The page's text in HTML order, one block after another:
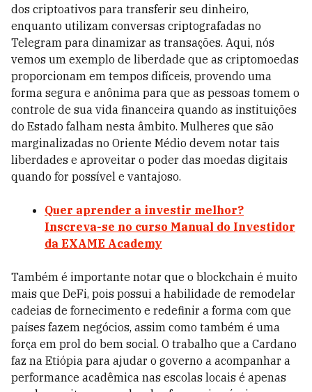
dos criptoativos para transferir seu dinheiro,
enquanto utilizam conversas criptografadas no
Telegram para dinamizar as transações. Aqui, nós
vemos um exemplo de liberdade que as criptomoedas
proporcionam em tempos difíceis, provendo uma
forma segura e anônima para que as pessoas tomem o
controle de sua vida financeira quando as instituições
do Estado falham nesta âmbito. Mulheres que são
marginalizadas no Oriente Médio devem notar tais
liberdades e aproveitar o poder das moedas digitais
quando for possível e vantajoso.
Quer aprender a investir melhor?
Inscreva-se no curso Manual do Investidor
da EXAME Academy
Também é importante notar que o blockchain é muito
mais que DeFi, pois possui a habilidade de remodelar
cadeias de fornecimento e redefinir a forma com que
países fazem negócios, assim como também é uma
força em prol do bem social. O trabalho que a Cardano
faz na Etiópia para ajudar o governo a acompanhar a
performance acadêmica nas escolas locais é apenas